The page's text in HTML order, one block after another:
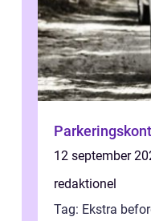
12 september
redaktionel
Tag: Ekstra